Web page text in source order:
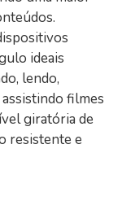
ideais
lendo,
filmes
giratória de
resistente e